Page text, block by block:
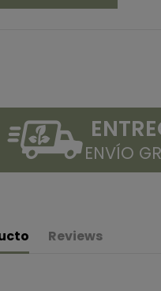
ENVÍO
Reviews